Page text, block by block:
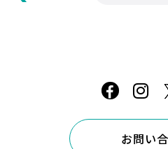
お問い